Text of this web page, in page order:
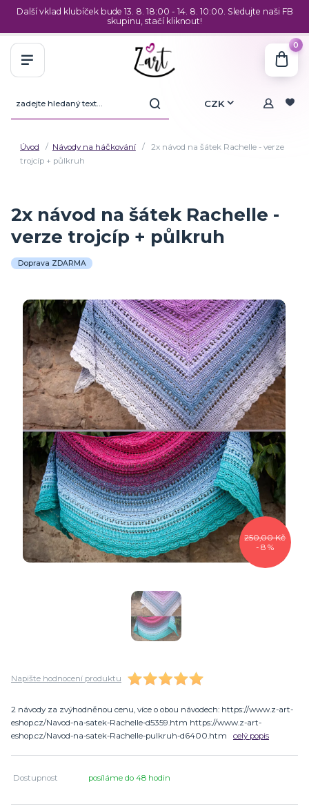
Další vklad klubíček bude 13. 8. 18:00 - 14. 8. 10:00. Sledujte naši FB
skupinu, stačí kliknout!
CZK
0
Úvod Návody na háčkování
2x návod na šátek Rachelle - verze
trojcíp + půlkruh
2x návod na šátek Rachelle -
verze trojcíp + půlkruh
Doprava ZDARMA
250,00 Kč
- 8 %
Napište hodnocení produktu
2 návody za zvýhodněnou cenu, více o obou návodech: https://www.z-art-
eshop.cz/Navod-na-satek-Rachelle-d5359.htm https://www.z-art-
eshop.cz/Navod-na-satek-Rachelle-pulkruh-d6400.htm celý popis
Dostupnost posíláme do 48 hodin